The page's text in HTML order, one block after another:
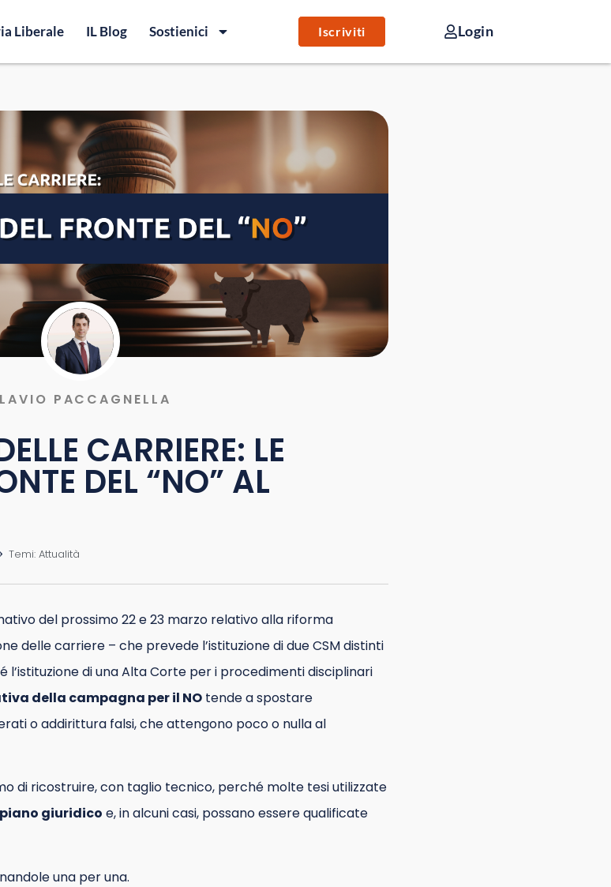
Liberale IL Blog Sostienici Iscriviti Login
PACCAGNELLA
CARRIERE: LE
DEL “NO” AL
Temi: Attualità
del prossimo 22 e 23 marzo relativo alla riforma
delle carriere – che prevede l’istituzione di due CSM distinti
l’istituzione di una Alta Corte per i procedimenti disciplinari
della campagna per il NO tende a spostare
o addirittura falsi, che attengono poco o nulla al
di ricostruire, con taglio tecnico, perché molte tesi utilizzate
giuridico e, in alcuni casi, possano essere qualificate
una per una.